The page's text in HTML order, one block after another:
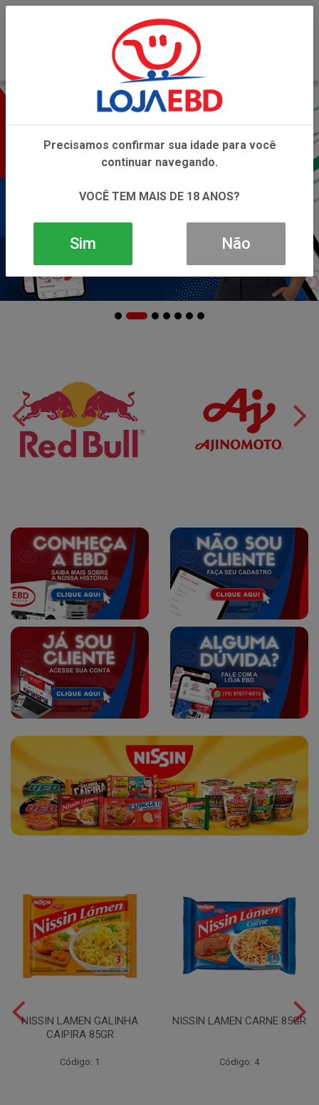
NISSIN LAMEN GALINHA
CAIPIRA 85GR
Código: 1
NISSIN LAMEN CARNE 85GR
Código: 4
Precisamos confirmar sua idade para você
continuar navegando.
VOCÊ TEM MAIS DE 18 ANOS?
Sim Não